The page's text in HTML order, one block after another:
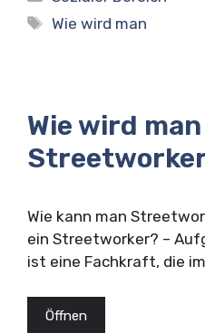
Schlagwörter
Wie wird man
Wie wird man
Wie kann man
ein Streetworker? –
ist eine Fachkraft, die
Öffnen